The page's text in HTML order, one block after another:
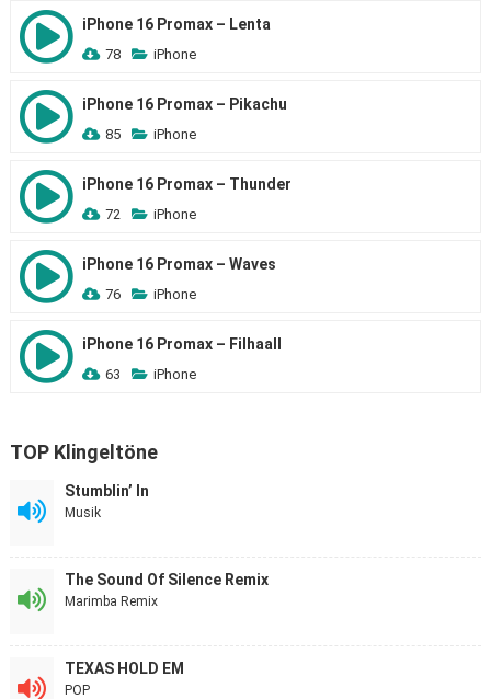
iPhone 16 Promax – Lenta
78 iPhone
iPhone 16 Promax – Pikachu
85 iPhone
iPhone 16 Promax – Thunder
72 iPhone
iPhone 16 Promax – Waves
76 iPhone
iPhone 16 Promax – Filhaall
63 iPhone
TOP Klingeltöne
Stumblin’ In
Musik
The Sound Of Silence Remix
Marimba Remix
TEXAS HOLD EM
POP